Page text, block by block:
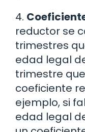
4.
reductor se
trimestres
edad legal
trimestre
coeficiente
ejemplo, si
edad legal